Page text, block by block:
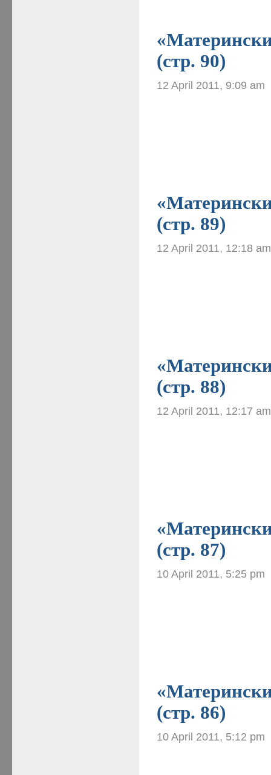
(стр. 90)
12 April 2011, 9:09 am
(стр. 89)
12 April 2011, 12:18 am
(стр. 88)
12 April 2011, 12:17 am
(стр. 87)
10 April 2011, 5:25 pm
(стр. 86)
10 April 2011, 5:12 pm